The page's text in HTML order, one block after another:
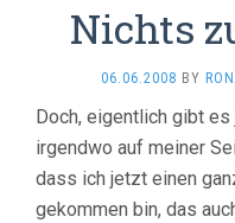
Nichts
06.06.2008 BY
Doch, eigentlich gibt
irgendwo auf meiner
dass ich jetzt einen
gekommen bin, das